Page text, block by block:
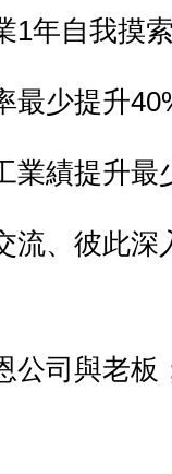
1年自我摸
最少提升
業績提升最
流、彼此深
公司與老板